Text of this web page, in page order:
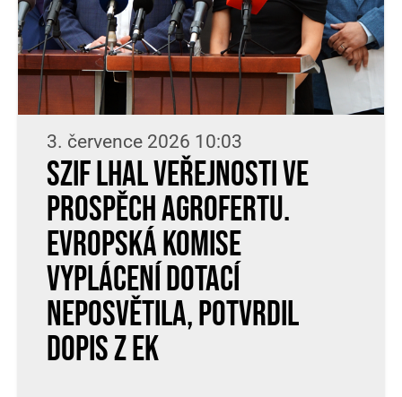
3. července 2026 10:03
SZIF lhal veřejnosti ve
prospěch Agrofertu.
Evropská komise
vyplácení dotací
neposvětila, potvrdil
dopis z EK